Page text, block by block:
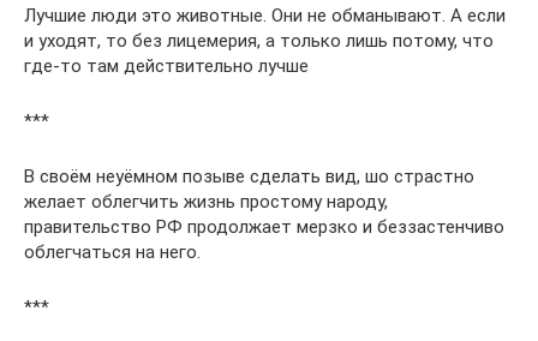
Лучшие люди это животные. Они не обманывают. А если
и уходят, то без лицемерия, а только лишь потому, что
где-то там действительно лучше
***
В своём неуёмном позыве сделать вид, шо страстно
желает облегчить жизнь простому народу,
правительство РФ продолжает мерзко и беззастенчиво
облегчаться на него.
***